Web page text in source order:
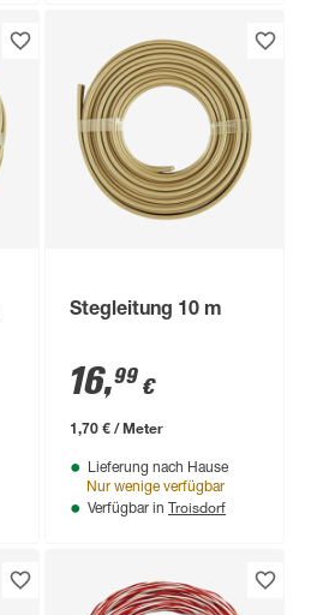
Stegleitung 10 m
16,99 €
1,70 € / Meter
Lieferung nach Hause
Nur wenige verfügbar
Verfügbar in Troisdorf